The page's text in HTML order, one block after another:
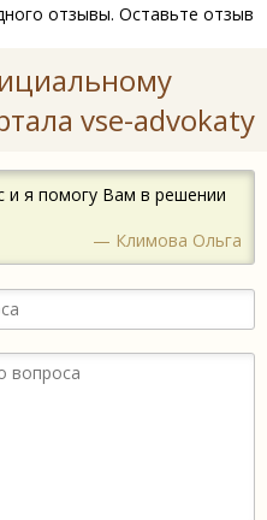
отзывы. Оставьте отзыв
vse-advokaty
и я помогу Вам в решении
— Климова Ольга